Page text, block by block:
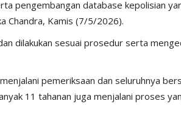
pengembangan database kepolisian
Chandra, Kamis (7/5/2026).
dilakukan sesuai prosedur serta
pemeriksaan dan seluruhnya
11 tahanan juga menjalani proses